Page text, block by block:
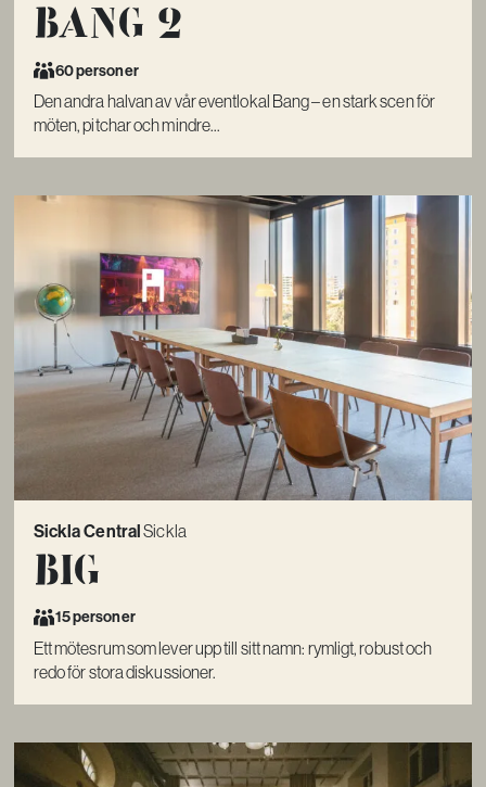
Bang 2
60 personer
Den andra halvan av vår eventlokal Bang – en stark scen för
möten, pitchar och mindre...
Sickla CentralSickla
Big
15 personer
Ett mötesrum som lever upp till sitt namn: rymligt, robust och
redo för stora diskussioner.